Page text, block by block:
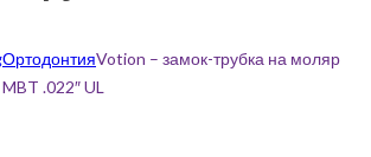
ОртодонтияVotion – замок-трубка на моляр
.022″ UL